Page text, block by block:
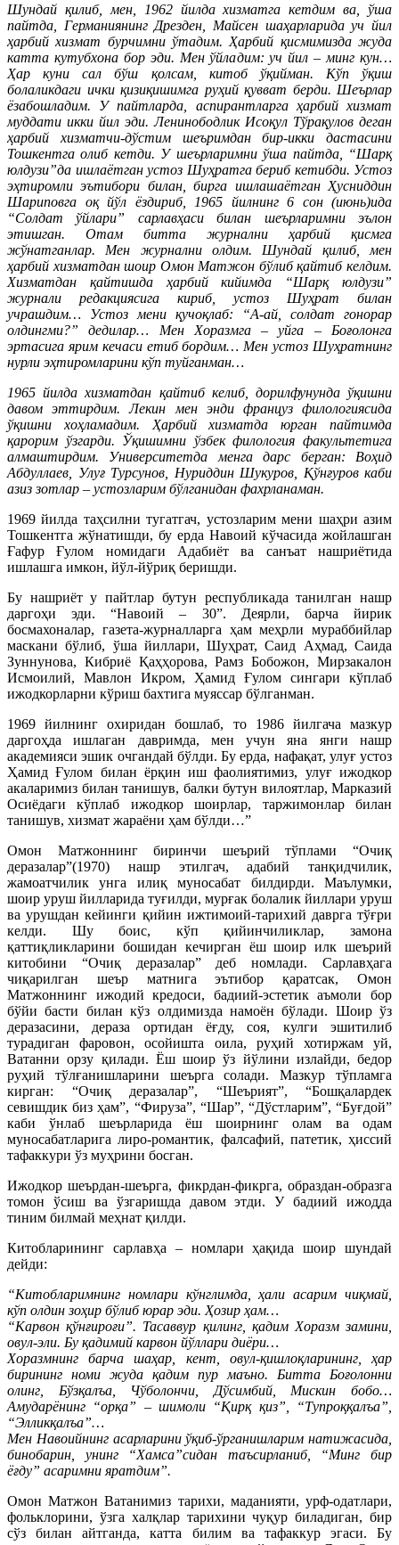
Шундай қилиб, мен, 1962 йилда хизматга кетдим ва, ўша
пайтда, Германиянинг Дрезден, Майсен шаҳарларида уч йил
ҳарбий хизмат бурчимни ўтадим. Ҳарбий қисмимизда жуда
катта кутубхона бор эди. Мен ўйладим: уч йил – минг кун…
Ҳар куни сал бўш қолсам, китоб ўқийман. Кўп ўқиш
болаликдаги ички қизиқишимга руҳий қувват берди. Шеърлар
ёзабошладим. У пайтларда, аспирантларга ҳарбий хизмат
муддати икки йил эди. Ленинободлик Исоқул Тўрақулов деган
ҳарбий хизматчи-дўстим шеъримдан бир-икки дастасини
Тошкентга олиб кетди. У шеърларимни ўша пайтда, “Шарқ
юлдузи”да ишлаётган устоз Шуҳратга бериб кетибди. Устоз
эҳтиромли эътибори билан, бирга ишлашаётган Ҳусниддин
Шариповга оқ йўл ёздириб, 1965 йилнинг 6 сон (июнь)ида
“Солдат ўйлари” сарлавҳаси билан шеърларимни эълон
этишган. Отам битта журнални ҳарбий қисмга
жўнатганлар. Мен журнални олдим. Шундай қилиб, мен
ҳарбий хизматдан шоир Омон Матжон бўлиб қайтиб келдим.
Хизматдан қайтишда ҳарбий кийимда “Шарқ юлдузи”
журнали редакциясига кириб, устоз Шуҳрат билан
учрашдим… Устоз мени қучоқлаб: “А-ай, солдат гонорар
олдингми?” дедилар… Мен Хоразмга – уйга – Боғолонга
эртасига ярим кечаси етиб бордим… Мен устоз Шуҳратнинг
нурли эҳтиромларини кўп туйганман…
1965 йилда хизматдан қайтиб келиб, дорилфунунда ўқишни
давом эттирдим. Лекин мен энди француз филологиясида
ўқишни хоҳламадим. Ҳарбий хизматда юрган пайтимда
қарорим ўзгарди. Ўқишимни ўзбек филология факультетига
алмаштирдим. Университетда менга дарс берган: Воҳид
Абдуллаев, Улуғ Турсунов, Нуриддин Шукуров, Қўнғуров каби
азиз зотлар – устозларим бўлганидан фахрланаман.
1969 йилда таҳсилни тугатгач, устозларим мени шаҳри азим
Тошкентга жўнатишди, бу ерда Навоий кўчасида жойлашган
Ғафур Ғулом номидаги Адабиёт ва санъат нашриётида
ишлашга имкон, йўл-йўриқ беришди.
Бу нашриёт у пайтлар бутун республикада танилган нашр
даргоҳи эди. “Навоий – 30”. Деярли, барча йирик
босмахоналар, газета-журналларга ҳам меҳрли мураббийлар
маскани бўлиб, ўша йиллари, Шуҳрат, Саид Аҳмад, Саида
Зуннунова, Кибриё Қаҳҳорова, Рамз Бобожон, Мирзакалон
Исмоилий, Мавлон Икром, Ҳамид Ғулом сингари кўплаб
ижодкорларни кўриш бахтига муяссар бўлганман.
1969 йилнинг охиридан бошлаб, то 1986 йилгача мазкур
даргоҳда ишлаган давримда, мен учун яна янги нашр
академияси эшик очгандай бўлди. Бу ерда, нафақат, улуғ устоз
Ҳамид Ғулом билан ёрқин иш фаолиятимиз, улуғ ижодкор
акаларимиз билан танишув, балки бутун вилоятлар, Марказий
Осиёдаги кўплаб ижодкор шоирлар, таржимонлар билан
танишув, хизмат жараёни ҳам бўлди…”
Омон Матжоннинг биринчи шеърий тўплами “Очиқ
деразалар”(1970) нашр этилгач, адабий танқидчилик,
жамоатчилик унга илиқ муносабат билдирди. Маълумки,
шоир уруш йилларида туғилди, мурғак болалик йиллари уруш
ва урушдан кейинги қийин ижтимоий-тарихий даврга тўғри
келди. Шу боис, кўп қийинчиликлар, замона
қаттиқликларини бошидан кечирган ёш шоир илк шеърий
китобини “Очиқ деразалар” деб номлади. Сарлавҳага
чиқарилган шеър матнига эътибор қаратсак, Омон
Матжоннинг ижодий кредоси, бадиий-эстетик аъмоли бор
бўйи басти билан кўз олдимизда намоён бўлади. Шоир ўз
деразасини, дераза ортидан ёғду, соя, кулги эшитилиб
турадиган фаровон, осойишта оила, руҳий хотиржам уй,
Ватанни орзу қилади. Ёш шоир ўз йўлини излайди, бедор
руҳий тўлғанишларини шеърга солади. Мазкур тўпламга
кирган: “Очиқ деразалар”, “Шеърият”, “Бошқалардек
севишдик биз ҳам”, “Фируза”, “Шар”, “Дўстларим”, “Буғдой”
каби ўнлаб шеърларида ёш шоирнинг олам ва одам
муносабатларига лиро-романтик, фалсафий, патетик, ҳиссий
тафаккури ўз муҳрини босган.
Ижодкор шеърдан-шеърга, фикрдан-фикрга, образдан-образга
томон ўсиш ва ўзгаришда давом этди. У бадиий ижодда
тиним билмай меҳнат қилди.
Китобларининг сарлавҳа – номлари ҳақида шоир шундай
дейди:
“Китобларимнинг номлари кўнглимда, ҳали асарим чиқмай,
кўп олдин зоҳир бўлиб юрар эди. Ҳозир ҳам…
“Карвон қўнғироғи”. Тасаввур қилинг, қадим Хоразм замини,
овул-эли. Бу қадимий карвон йўллари диёри…
Хоразмнинг барча шаҳар, кент, овул-қишлоқларининг, ҳар
бирининг номи жуда қадим пур маъно. Битта Боғолонни
олинг, Бўзқалъа, Чўболончи, Дўсимбий, Мискин бобо…
Амударёнинг “орқа” – шимоли “Қирқ қиз”, “Тупроққалъа”,
“Элликқалъа”…
Мен Навоийнинг асарларини ўқиб-ўрганишларим натижасида,
бинобарин, унинг “Хамса”сидан таъсирланиб, “Минг бир
ёғду” асаримни яратдим”.
Омон Матжон Ватанимиз тарихи, маданияти, урф-одатлари,
фольклорини, ўзга халқлар тарихини чуқур биладиган, бир
сўз билан айтганда, катта билим ва тафаккур эгаси. Бу